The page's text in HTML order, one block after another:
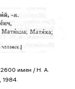
имен / Н. А.
1984.